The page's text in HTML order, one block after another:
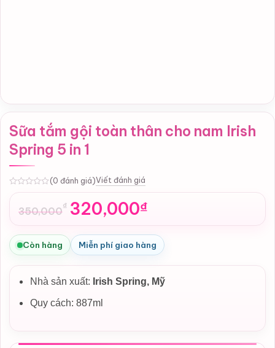
Sữa tắm gội toàn thân cho nam Irish
Spring 5 in 1
(0 đánh giá)Viết đánh giá
350,000₫
Giá
gốc
là:
350,000₫.
320,000₫
Giá
hiện
tại
là:
320,000₫.
Còn hàng Miễn phí giao hàng
Nhà sản xuất: Irish Spring, Mỹ
Quy cách: 887ml